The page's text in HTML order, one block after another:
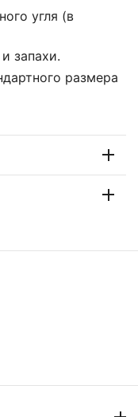
угля (в
запахи.
размера